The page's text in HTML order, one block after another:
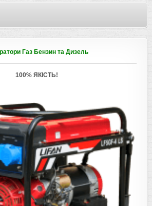
Газ Бензин та Дизель
100% ЯКІСТЬ!